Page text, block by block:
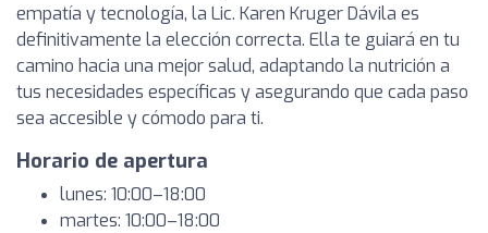
empatía y tecnología, la Lic. Karen Kruger Dávila es
definitivamente la elección correcta. Ella te guiará en tu
camino hacia una mejor salud, adaptando la nutrición a
tus necesidades específicas y asegurando que cada paso
sea accesible y cómodo para ti.
Horario de apertura
lunes: 10:00–18:00
martes: 10:00–18:00